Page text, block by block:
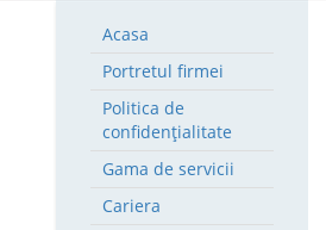
Acasa
Portretul firmei
Politica de
confidențialitate
Gama de servicii
Cariera